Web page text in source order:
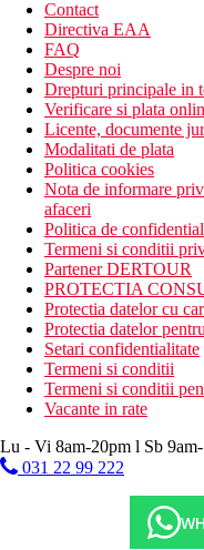
Contact
Directiva EAA
FAQ
Despre noi
Drepturi principale in
Verificare si plata
Licente, documente
Modalitati de plata
Politica cookies
Nota de informare
afaceri
Politica de
Termeni si conditii
Partener DERTOUR
PROTECTIA
Protectia datelor cu
Protectia datelor
Setari confidentialitate
Termeni si conditii
Termeni si conditii
Vacante in rate
Lu - Vi 8am-20pm l Sb
031 22 99 222